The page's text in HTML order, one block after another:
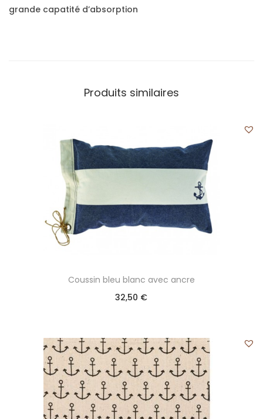
grande capatité d’absorption
Produits similaires
Coussin bleu blanc avec ancre
32,50 €